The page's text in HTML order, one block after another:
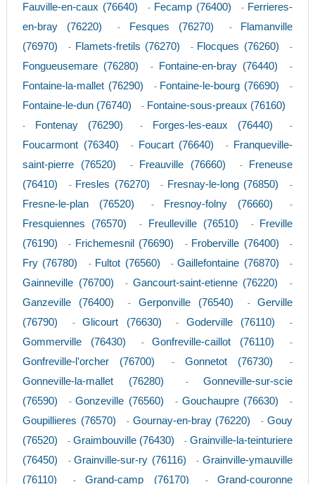
Fauville-en-caux (76640) - Fecamp (76400) - Ferrieres-
en-bray (76220)
- Fesques (76270) -
Flamanville
(76970)
- Flamets-fretils (76270) - Flocques (76260) -
Fongueusemare (76280) - Fontaine-en-bray (76440) -
Fontaine-la-mallet (76290) - Fontaine-le-bourg (76690) -
Fontaine-le-dun (76740) - Fontaine-sous-preaux (76160)
- Fontenay (76290) - Forges-les-eaux (76440) -
Foucarmont (76340) - Foucart (76640) -
Franqueville-
saint-pierre (76520)
- Freauville (76660) -
Freneuse
(76410)
- Fresles (76270) - Fresnay-le-long (76850) -
Fresne-le-plan (76520) - Fresnoy-folny (76660) -
Fresquiennes (76570) - Freulleville (76510) -
Freville
(76190)
- Frichemesnil (76690) - Froberville (76400) -
Fry (76780) - Fultot (76560) -Gaillefontaine (76870) -
Gainneville (76700) - Gancourt-saint-etienne (76220) -
Ganzeville (76400) - Gerponville (76540) -Gerville
(76790)
-Glicourt (76630) - Goderville (76110) -
Gommerville (76430) -Gonfreville-caillot (76110) -
Gonfreville-l'orcher (76700) - Gonnetot (76730) -
Gonneville-la-mallet (76280) -Gonneville-sur-scie
(76590)
-Gonzeville (76560) - Gouchaupre (76630) -
Goupillieres (76570) - Gournay-en-bray (76220) -Gouy
(76520)
- Graimbouville (76430) -Grainville-la-teinturiere
(76450)
-Grainville-sur-ry (76116) -Grainville-ymauville
(76110)
-Grand-camp (76170) -Grand-couronne